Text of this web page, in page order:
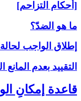
[أحكام التزاحم]
ما هو الضدّ؟
إطلاق الواجب
التقييد بعدم
قاعدة إمكانِ